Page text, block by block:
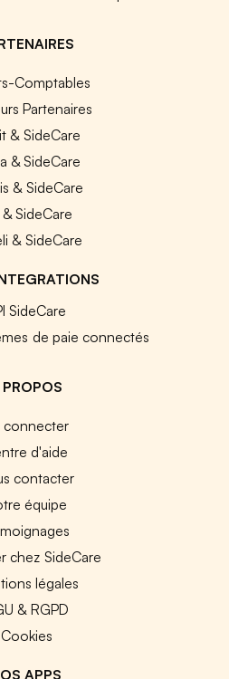
Comptables
Partenaires
& SideCare
& SideCare
& SideCare
& SideCare
& SideCare
SideCare
de paie connectés
connecter
d'aide
contacter
équipe
chez SideCare
légales
& RGPD
Cookies
APPS